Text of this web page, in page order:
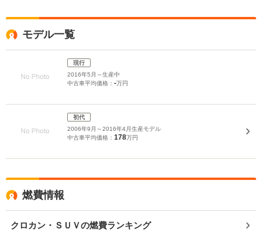
モデル一覧
現行
2016年5月～生産中
中古車平均価格： -万円
初代
2006年9月～2016年4月生産モデル
中古車平均価格： 178万円
燃費情報
クロカン・ＳＵＶの燃費ランキング